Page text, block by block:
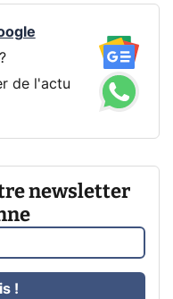
de l'actu
newsletter
!